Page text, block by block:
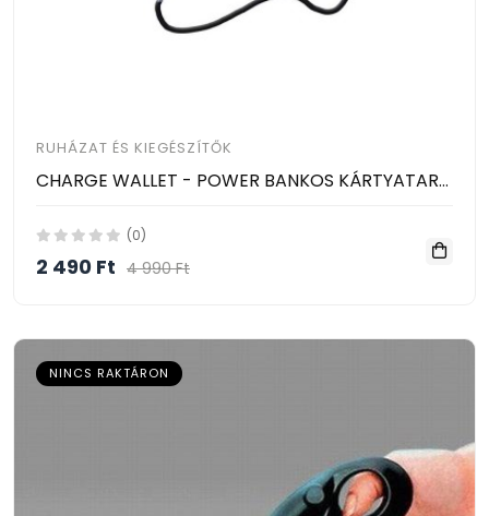
RUHÁZAT ÉS KIEGÉSZÍTŐK
CHARGE WALLET - POWER BANKOS KÁRTYATARTÓ, PÉNZTÁRCA
(0)
2 490 Ft 4 990 Ft
NINCS RAKTÁRON